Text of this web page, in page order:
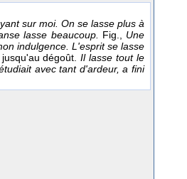
sur moi. On se lasse plus à
lasse beaucoup. Fig., Une
indulgence. L'esprit se lasse
jusqu'au dégoût.Il lasse tout le
avec tant d'ardeur, a fini